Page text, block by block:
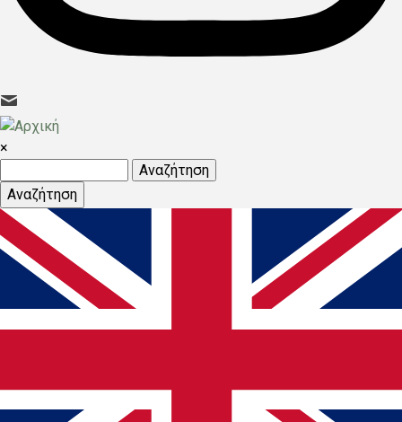
×
Αναζήτηση